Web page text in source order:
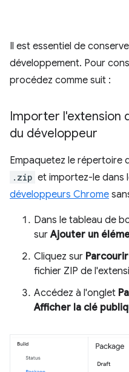
Il est essentiel de
développement. Pour
procédez comme suit :
Importer l'extension
du développeur
Empaquetez le répertoire
.zip et importez-le dans
développeurs Chrome
Dans le tableau de
surAjouter un
Cliquez sur
fichier ZIP de
Accédez à l'onglet
Afficher la clé